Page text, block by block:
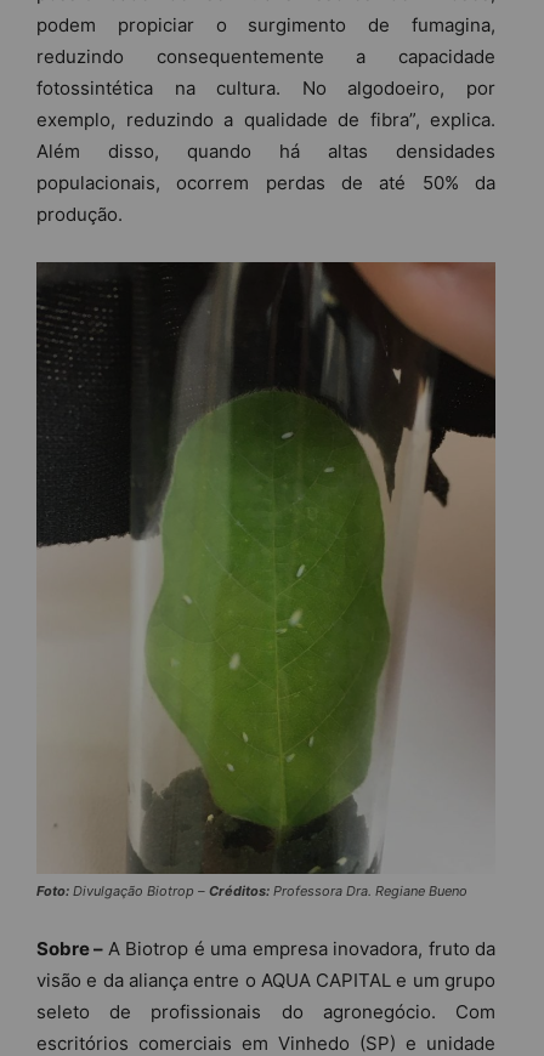
podem propiciar o surgimento de fumagina,
reduzindo consequentemente a capacidade
fotossintética na cultura. No algodoeiro, por
exemplo, reduzindo a qualidade de fibra”, explica.
Além disso, quando há altas densidades
populacionais, ocorrem perdas de até 50% da
produção.
Foto: Divulgação Biotrop – Créditos: Professora Dra. Regiane Bueno
Sobre – A Biotrop é uma empresa inovadora, fruto da
visão e da aliança entre o AQUA CAPITAL e um grupo
seleto de profissionais do agronegócio. Com
escritórios comerciais em Vinhedo (SP) e unidade